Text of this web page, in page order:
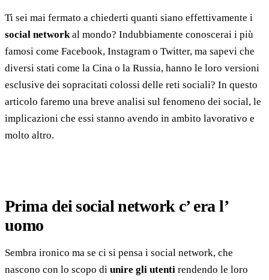
Ti sei mai fermato a chiederti quanti siano effettivamente i
social network al mondo? Indubbiamente conoscerai i più
famosi come Facebook, Instagram o Twitter, ma sapevi che
diversi stati come la Cina o la Russia, hanno le loro versioni
esclusive dei sopracitati colossi delle reti sociali? In questo
articolo faremo una breve analisi sul fenomeno dei social, le
implicazioni che essi stanno avendo in ambito lavorativo e
molto altro.
Prima dei social network c’ era l’
uomo
Sembra ironico ma se ci si pensa i social network, che
nascono con lo scopo di unire gli utenti rendendo le loro